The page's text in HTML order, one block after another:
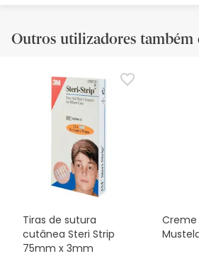
Outros utilizadores também
Tiras de sutura
cutânea Steri Strip
75mm x 3mm